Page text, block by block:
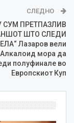
СЛЕДНО
СУМ ПРЕТПАЗЛИВ
ШТО СЛЕДИ
Лазаров вели
мора да
полуфинале во
Европскиот Куп